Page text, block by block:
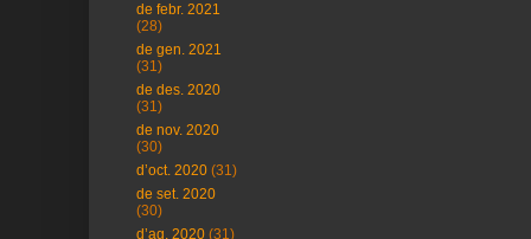
de febr. 2021
(28)
de gen. 2021
(31)
de des. 2020
(31)
de nov. 2020
(30)
d’oct. 2020 (31)
de set. 2020
(30)
d’ag. 2020 (31)